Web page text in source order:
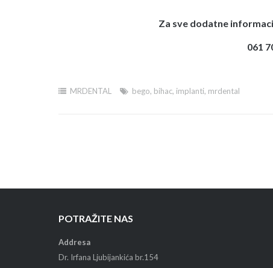
Za sve dodatne
061
MRDENTAL bego, bihac, implanti, mrdental
navigation
POTRAŽITE NAS
Addresa
Dr. Irfana Ljubijankića br.154